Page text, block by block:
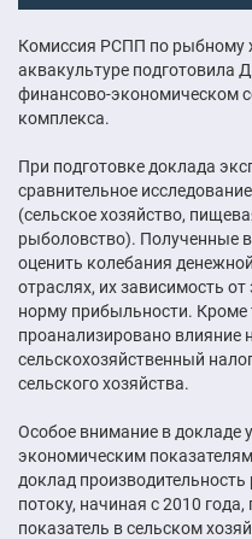
Комиссия РСПП по рыбному
аквакультуре подготовила
финансово-экономическом
комплекса.
При подготовке доклада
сравнительное
(сельское хозяйство,
рыболовство). Полученные
оценить колебания
отраслях, их зависимость
норму прибыльности. Кроме
проанализировано влияние
сельскохозяйственный
сельского хозяйства.
Особое внимание в докладе
экономическим
доклад
потоку, начиная с 2010
показатель в сельском